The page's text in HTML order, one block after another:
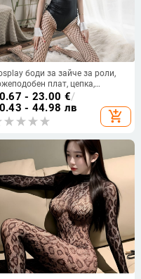
боди за зайче за роли,
плат, цепка,
80-90%
- 23.00 €/
- 44.98 лв
add_shopping_cart